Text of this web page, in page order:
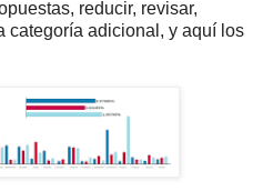
reducir, revisar,
categoría adicional, y aquí los